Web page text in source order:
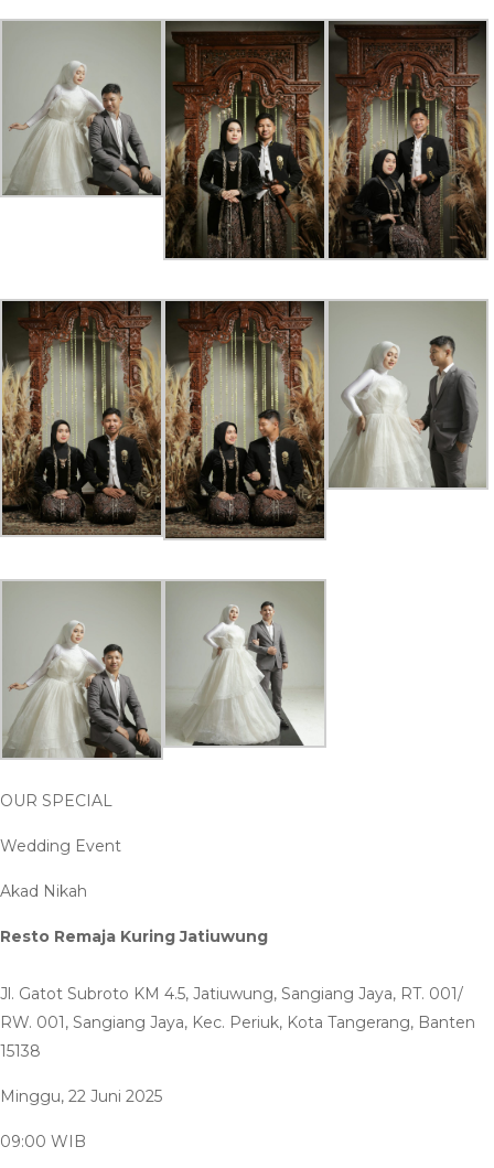
OUR SPECIAL
Wedding Event
Akad Nikah
Resto Remaja Kuring Jatiuwung
Jl. Gatot Subroto KM 4.5, Jatiuwung, Sangiang Jaya, RT. 001/
RW. 001, Sangiang Jaya, Kec. Periuk, Kota Tangerang, Banten
15138
Minggu, 22 Juni 2025
09:00 WIB